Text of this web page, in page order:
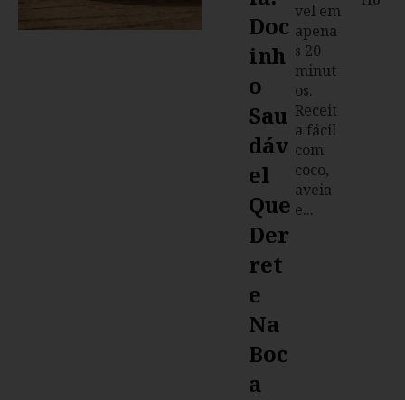
Doc
Inh
O
Sau
Dáv
El
Que
Der
Ret
E
Na
Boc
A
vel em
apena
s 20
minut
os.
Receit
a fácil
com
coco,
aveia
e...